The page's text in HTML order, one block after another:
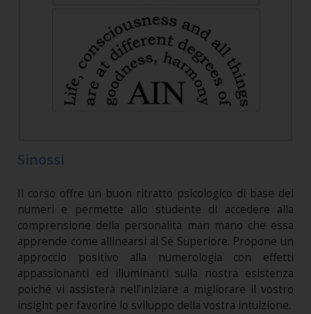
Sinossi
Il corso offre un buon ritratto psicologico di base dei
numeri e permette allo studente di accedere alla
comprensione della personalità man mano che essa
apprende come allinearsi al Sé Superiore. Propone un
approccio positivo alla numerologia con effetti
appassionanti ed illuminanti sulla nostra esistenza
poiché vi assisterà nell'iniziare a migliorare il vostro
insight per favorire lo sviluppo della vostra intuizione.